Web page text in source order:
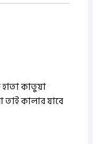
কাতুয়া
তাই কালার যাবে